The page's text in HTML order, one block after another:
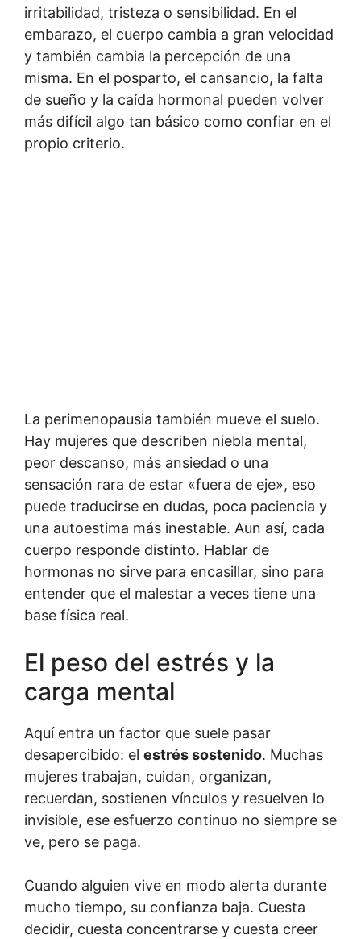
irritabilidad, tristeza o sensibilidad. En el
embarazo, el cuerpo cambia a gran velocidad
y también cambia la percepción de una
misma. En el posparto, el cansancio, la falta
de sueño y la caída hormonal pueden volver
más difícil algo tan básico como confiar en el
propio criterio.
La perimenopausia también mueve el suelo.
Hay mujeres que describen niebla mental,
peor descanso, más ansiedad o una
sensación rara de estar «fuera de eje», eso
puede traducirse en dudas, poca paciencia y
una autoestima más inestable. Aun así, cada
cuerpo responde distinto. Hablar de
hormonas no sirve para encasillar, sino para
entender que el malestar a veces tiene una
base física real.
El peso del estrés y la
carga mental
Aquí entra un factor que suele pasar
desapercibido: el estrés sostenido. Muchas
mujeres trabajan, cuidan, organizan,
recuerdan, sostienen vínculos y resuelven lo
invisible, ese esfuerzo continuo no siempre se
ve, pero se paga.
Cuando alguien vive en modo alerta durante
mucho tiempo, su confianza baja. Cuesta
decidir, cuesta concentrarse y cuesta creer